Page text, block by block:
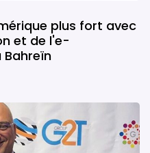
plus fort avec
et de l'e-